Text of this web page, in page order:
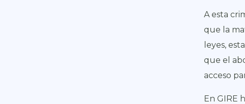
A esta
que la
leyes,
que el
acceso
En GIRE